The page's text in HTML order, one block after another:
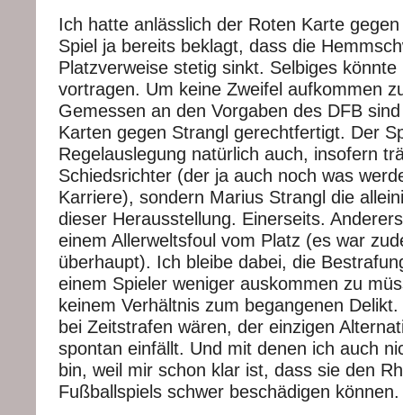
Ich hatte anlässlich der Roten Karte
Spiel ja bereits beklagt, dass die
Platzverweise stetig sinkt. Selbiges
vortragen. Um keine Zweifel aufkommen
Gemessen an den Vorgaben des DFB
Karten gegen Strangl gerechtfertigt. Der
Regelauslegung natürlich auch, insofern
Schiedsrichter (der ja auch noch was
Karriere), sondern Marius Strangl die
dieser Herausstellung. Einerseits.
einem Allerweltsfoul vom Platz (es war
überhaupt). Ich bleibe dabei, die
einem Spieler weniger auskommen zu
keinem Verhältnis zum begangenen
bei Zeitstrafen wären, der einzigen
spontan einfällt. Und mit denen ich auch
bin, weil mir schon klar ist, dass sie den
Fußballspiels schwer beschädigen können.